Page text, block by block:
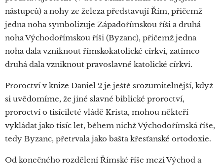
nástupců) a nohy ze železa představují Řím, přičemž
jedna noha symbolizuje Západořímskou říši a druhá
noha Východořímskou říši (Byzanc), přičemž jedna
noha dala vzniknout římskokatolické církvi, zatímco
druhá dala vzniknout pravoslavné katolické církvi.
Proroctví v knize Daniel 2 je ještě srozumitelnější, když
si uvědomíme, že jiné slavné biblické proroctví,
proroctví o tisícileté vládě Krista, mohou někteří
vykládat jako tisíc let, během nichž Východořímská říše,
tedy Byzanc, přetrvala jako bašta křesťanské ortodoxie.
Od konečného rozdělení Římské říše mezi Východ a